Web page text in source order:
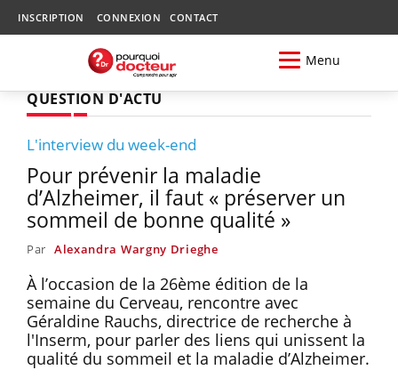
INSCRIPTION CONNEXION CONTACT
Menu
QUESTION D'ACTU
L'interview du week-end
Pour prévenir la maladie
d’Alzheimer, il faut « préserver un
sommeil de bonne qualité »
Par Alexandra Wargny Drieghe
À l’occasion de la 26ème édition de la
semaine du Cerveau, rencontre avec
Géraldine Rauchs, directrice de recherche à
l'Inserm, pour parler des liens qui unissent la
qualité du sommeil et la maladie d’Alzheimer.